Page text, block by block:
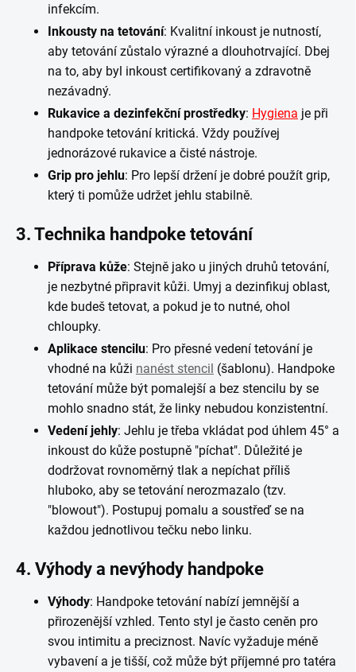
infekcím.
Inkousty na tetování: Kvalitní inkoust je nutností,
aby tetování zůstalo výrazné a dlouhotrvající. Dbej
na to, aby byl inkoust certifikovaný a zdravotně
nezávadný.
Rukavice a dezinfekční prostředky: Hygiena je při
handpoke tetování kritická. Vždy používej
jednorázové rukavice a čisté nástroje.
Grip pro jehlu: Pro lepší držení je dobré použít grip,
který ti pomůže udržet jehlu stabilně.
3. Technika handpoke tetování
Příprava kůže: Stejně jako u jiných druhů tetování,
je nezbytné připravit kůži. Umyj a dezinfikuj oblast,
kde budeš tetovat, a pokud je to nutné, ohol
chloupky.
Aplikace stencilu: Pro přesné vedení tetování je
vhodné na kůži nanést stencil (šablonu). Handpoke
tetování může být pomalejší a bez stencilu by se
mohlo snadno stát, že linky nebudou konzistentní.
Vedení jehly: Jehlu je třeba vkládat pod úhlem 45° a
inkoust do kůže postupně "píchat". Důležité je
dodržovat rovnoměrný tlak a nepíchat příliš
hluboko, aby se tetování nerozmazalo (tzv.
"blowout"). Postupuj pomalu a soustřeď se na
každou jednotlivou tečku nebo linku.
4. Výhody a nevýhody handpoke
Výhody: Handpoke tetování nabízí jemnější a
přirozenější vzhled. Tento styl je často ceněn pro
svou intimitu a preciznost. Navíc vyžaduje méně
vybavení a je tišší, což může být příjemné pro tatéra